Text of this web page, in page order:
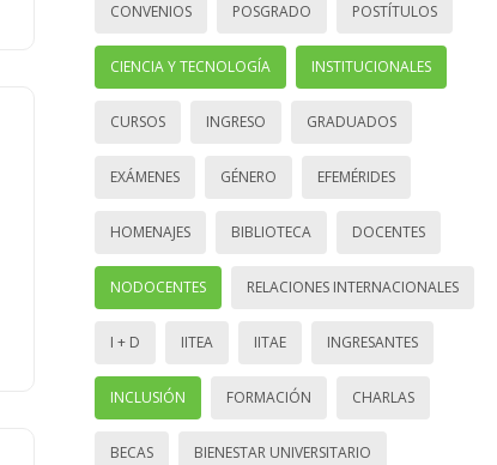
CONVENIOS POSGRADO POSTÍTULOS
CIENCIA Y TECNOLOGÍA INSTITUCIONALES
CURSOS INGRESO GRADUADOS
EXÁMENES GÉNERO EFEMÉRIDES
HOMENAJES BIBLIOTECA DOCENTES
NODOCENTES RELACIONES INTERNACIONALES
I + D IITEA IITAE INGRESANTES
INCLUSIÓN FORMACIÓN CHARLAS
BECAS BIENESTAR UNIVERSITARIO